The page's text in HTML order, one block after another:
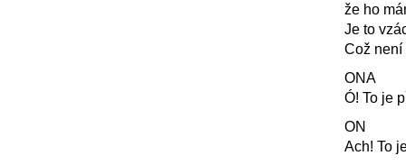
že ho
Je to
Což není
ONA
Ó! To je
ON
Ach! To